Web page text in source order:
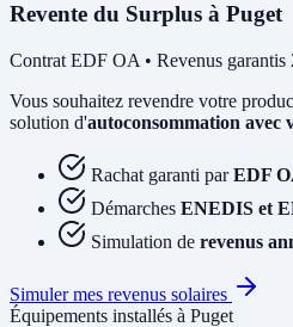
Revente du Surplus à Puget
Contrat EDF OA • Revenus garantis
Vous souhaitez revendre votre
solution d'autoconsommation avec
Rachat garanti parEDF
Démarches ENEDIS et
Simulation de revenus
Simuler mes revenus solaires
Équipements installés à Puget